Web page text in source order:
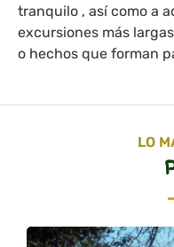
tranquilo , así como a
excursiones más
o hechos que forman
LO